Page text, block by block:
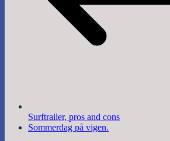
Surftrailer, pros and cons
Sommerdag på vigen.